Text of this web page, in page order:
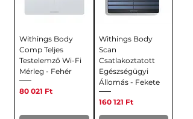
Withings Body
Comp Teljes
Testelemző Wi-Fi
Mérleg - Fehér
Ár
80 021 Ft
Withings Body
Scan
Csatlakoztatott
Egészségügyi
Állomás - Fekete
Ár
160 121 Ft